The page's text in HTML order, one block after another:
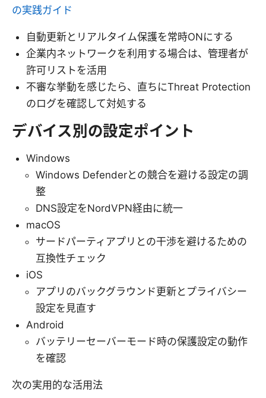
の実践ガイド
自動更新とリアルタイム保護を常時ONにする
企業内ネットワークを利用する場合は、管理者が
許可リストを活用
不審な挙動を感じたら、直ちにThreat Protection
のログを確認して対処する
デバイス別の設定ポイント
Windows
Windows Defenderとの競合を避ける設定の調
整
DNS設定をNordVPN経由に統一
macOS
サードパーティアプリとの干渉を避けるための
互換性チェック
iOS
アプリのバックグラウンド更新とプライバシー
設定を見直す
Android
バッテリーセーバーモード時の保護設定の動作
を確認
次の実用的な活用法